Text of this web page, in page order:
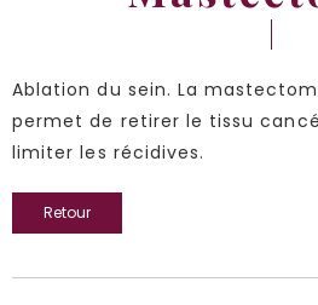
Ablation du sein. La
permet de retirer le tissu
limiter les récidives.
Retour